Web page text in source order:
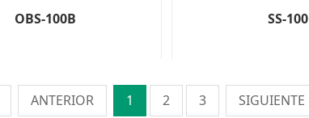
OBS-100B SS-100
ANTERIOR 1 2 3 SIGUIENTE